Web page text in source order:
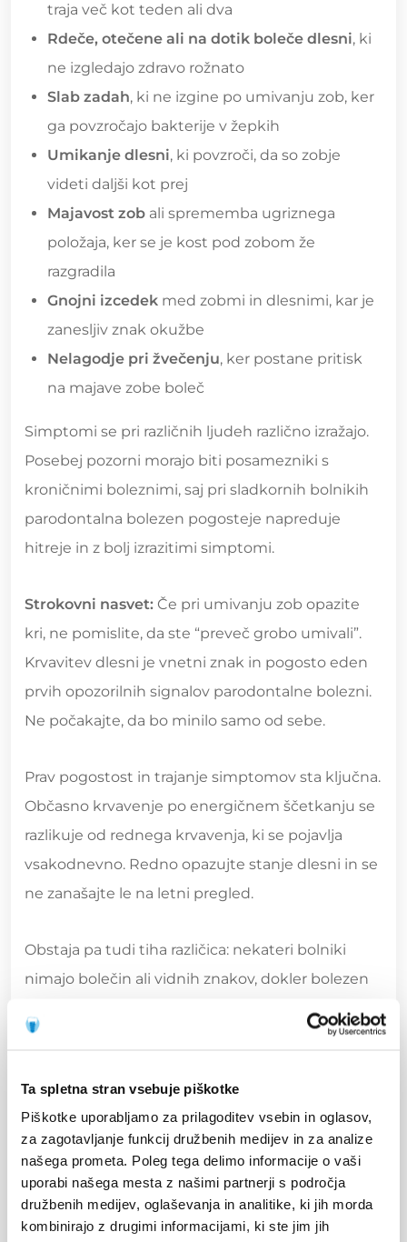
Ta spletna stran vsebuje piškotke
Piškotke uporabljamo za prilagoditev vsebin in oglasov,
za zagotavljanje funkcij družbenih medijev in za analize
našega prometa. Poleg tega delimo informacije o vaši
uporabi našega mesta z našimi partnerji s področja
družbenih medijev, oglaševanja in analitike, ki jih morda
kombinirajo z drugimi informacijami, ki ste jim jih
traja več kot teden ali dva
Rdeče, otečene ali na dotik boleče dlesni, ki
ne izgledajo zdravo rožnato
Slab zadah, ki ne izgine po umivanju zob, ker
ga povzročajo bakterije v žepkih
Umikanje dlesni, ki povzroči, da so zobje
videti daljši kot prej
Majavost zob ali sprememba ugriznega
položaja, ker se je kost pod zobom že
razgradila
Gnojni izcedek med zobmi in dlesnimi, kar je
zanesljiv znak okužbe
Nelagodje pri žvečenju, ker postane pritisk
na majave zobe boleč
Simptomi se pri različnih ljudeh različno izražajo.
Posebej pozorni morajo biti posamezniki s
kroničnimi boleznimi, saj pri sladkornih bolnikih
parodontalna bolezen pogosteje napreduje
hitreje in z bolj izrazitimi simptomi.
Strokovni nasvet: Če pri umivanju zob opazite
kri, ne pomislite, da ste “preveč grobo umivali”.
Krvavitev dlesni je vnetni znak in pogosto eden
prvih opozorilnih signalov parodontalne bolezni.
Ne počakajte, da bo minilo samo od sebe.
Prav pogostost in trajanje simptomov sta ključna.
Občasno krvavenje po energičnem ščetkanju se
razlikuje od rednega krvavenja, ki se pojavlja
vsakodnevno. Redno opazujte stanje dlesni in se
ne zanašajte le na letni pregled.
Obstaja pa tudi tiha različica: nekateri bolniki
nimajo bolečin ali vidnih znakov, dokler bolezen
ne napreduje do točke, ko zobje postanejo
majavi. Zato so redni pregledi pri zobozdravniku
zobozdravnika in se prepričajte, da ne zamudite
opozorilnih signalov.
Ko znake opazite, je nujno ukrepanje. Poglejmo,
katere rešitve in možnosti zdravljenja obstajajo.